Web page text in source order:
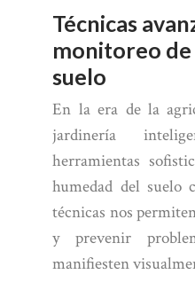
Técnicas
monitoreo
suelo
En la era de la
jardinería
herramientas
humedad del suelo
técnicas nos
y prevenir
manifiesten